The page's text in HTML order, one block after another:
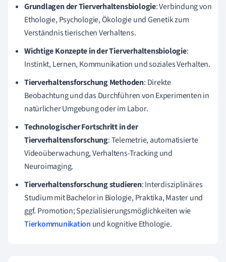
Grundlagen der Tierverhaltensbiologie: Verbindung von
Ethologie, Psychologie, Ökologie und Genetik zum
Verständnis tierischen Verhaltens.
Wichtige Konzepte in der Tierverhaltensbiologie:
Instinkt, Lernen, Kommunikation und soziales Verhalten.
Tierverhaltensforschung Methoden: Direkte
Beobachtung und das Durchführen von Experimenten in
natürlicher Umgebung oder im Labor.
Technologischer Fortschritt in der
Tierverhaltensforschung: Telemetrie, automatisierte
Videoüberwachung, Verhaltens-Tracking und
Neuroimaging.
Tierverhaltensforschung studieren: Interdisziplinäres
Studium mit Bachelor in Biologie, Praktika, Master und
ggf. Promotion; Spezialisierungsmöglichkeiten wie
Tierkommunikation und kognitive Ethologie.